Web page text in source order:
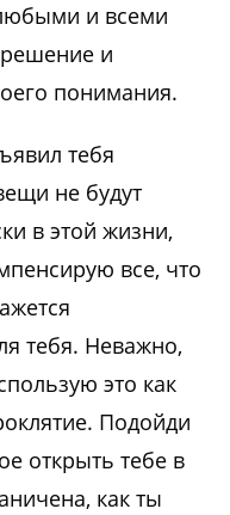
и всеми
и
понимания.
тебя
не будут
в этой жизни,
все, что
тебя. Неважно,
это как
Подойди
открыть тебе в
как ты